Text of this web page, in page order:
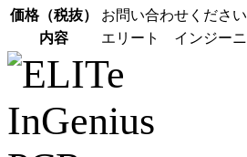
価格（税抜）
お問い合わせください
内容
エリート インジーニ